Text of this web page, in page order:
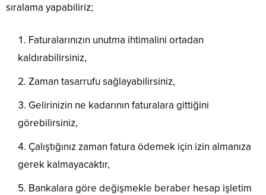
sıralama yapabiliriz;
Faturalarınızın unutma ihtimalini ortadan
kaldırabilirsiniz,
Zaman tasarrufu sağlayabilirsiniz,
Gelirinizin ne kadarının faturalara gittiğini
görebilirsiniz,
Çalıştığınız zaman fatura ödemek için izin almanıza
gerek kalmayacaktır,
Bankalara göre değişmekle beraber hesap işletim